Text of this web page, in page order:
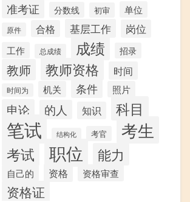
准考证 分数线 初审 单位
原件 合格 基层工作 岗位
工作 总成绩 成绩 招录
教师 教师资格 时间
时间为 机关 条件 照片
申论 的人 知识 科目
笔试 结构化 考官 考生
考试 职位 能力
自己的 资格 资格审查
资格证